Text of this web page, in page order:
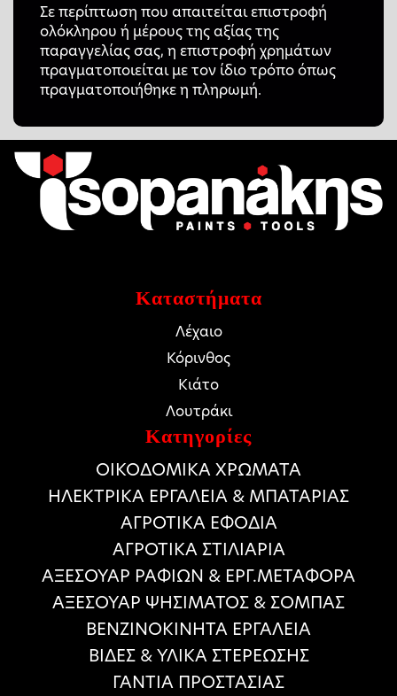
Σε περίπτωση που απαιτείται επιστροφή
ολόκληρου ή μέρους της αξίας της
παραγγελίας σας, η επιστροφή χρημάτων
πραγματοποιείται με τον ίδιο τρόπο όπως
πραγματοποιήθηκε η πληρωμή.
Καταστήματα
Λέχαιο
Κόρινθος
Κιάτο
Λουτράκι
Κατηγορίες
ΟΙΚΟΔΟΜΙΚΑ ΧΡΩΜΑΤΑ
HΛΕΚΤΡΙΚΑ ΕΡΓΑΛΕΙΑ & ΜΠΑΤΑΡΙΑΣ
ΑΓΡΟΤΙΚΑ ΕΦΟΔΙΑ
ΑΓΡΟΤΙΚΑ ΣΤΙΛΙΑΡΙΑ
ΑΞΕΣΟΥΑΡ ΡΑΦΙΩΝ & ΕΡΓ.ΜΕΤΑΦΟΡΑ
ΑΞΕΣΟΥΑΡ ΨΗΣΙΜΑΤΟΣ & ΣΟΜΠΑΣ
ΒΕΝΖΙΝΟΚΙΝΗΤΑ ΕΡΓΑΛΕΙΑ
ΒΙΔΕΣ & ΥΛΙΚΑ ΣΤΕΡΕΩΣΗΣ
ΓΑΝΤΙΑ ΠΡΟΣΤΑΣΙΑΣ